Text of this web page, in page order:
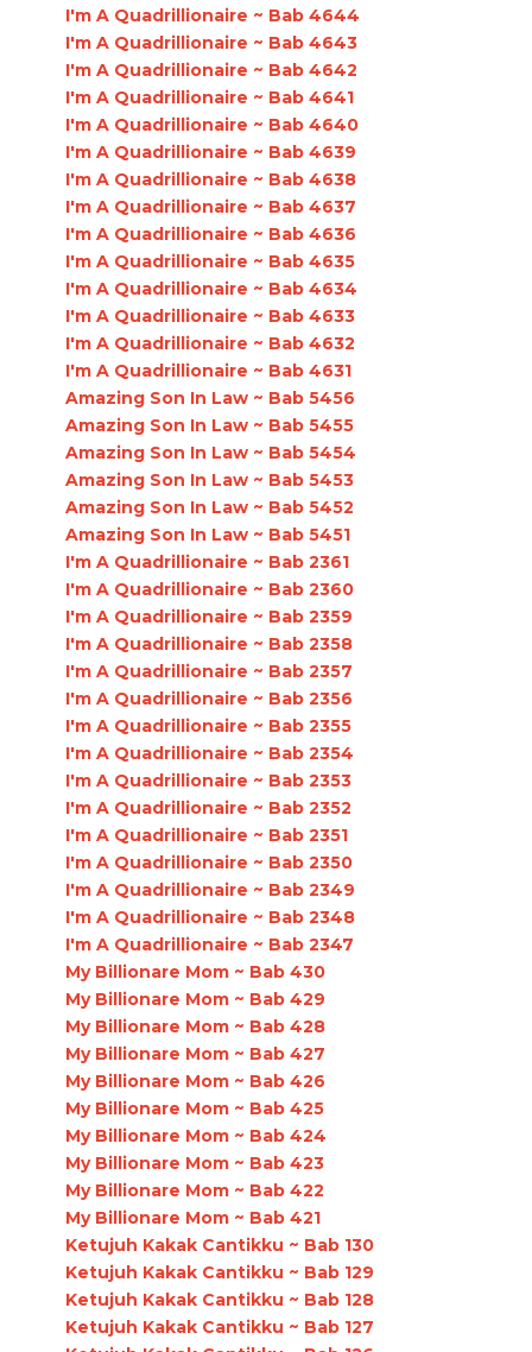
I'm A Quadrillionaire ~ Bab 4644
I'm A Quadrillionaire ~ Bab 4643
I'm A Quadrillionaire ~ Bab 4642
I'm A Quadrillionaire ~ Bab 4641
I'm A Quadrillionaire ~ Bab 4640
I'm A Quadrillionaire ~ Bab 4639
I'm A Quadrillionaire ~ Bab 4638
I'm A Quadrillionaire ~ Bab 4637
I'm A Quadrillionaire ~ Bab 4636
I'm A Quadrillionaire ~ Bab 4635
I'm A Quadrillionaire ~ Bab 4634
I'm A Quadrillionaire ~ Bab 4633
I'm A Quadrillionaire ~ Bab 4632
I'm A Quadrillionaire ~ Bab 4631
Amazing Son In Law ~ Bab 5456
Amazing Son In Law ~ Bab 5455
Amazing Son In Law ~ Bab 5454
Amazing Son In Law ~ Bab 5453
Amazing Son In Law ~ Bab 5452
Amazing Son In Law ~ Bab 5451
I'm A Quadrillionaire ~ Bab 2361
I'm A Quadrillionaire ~ Bab 2360
I'm A Quadrillionaire ~ Bab 2359
I'm A Quadrillionaire ~ Bab 2358
I'm A Quadrillionaire ~ Bab 2357
I'm A Quadrillionaire ~ Bab 2356
I'm A Quadrillionaire ~ Bab 2355
I'm A Quadrillionaire ~ Bab 2354
I'm A Quadrillionaire ~ Bab 2353
I'm A Quadrillionaire ~ Bab 2352
I'm A Quadrillionaire ~ Bab 2351
I'm A Quadrillionaire ~ Bab 2350
I'm A Quadrillionaire ~ Bab 2349
I'm A Quadrillionaire ~ Bab 2348
I'm A Quadrillionaire ~ Bab 2347
My Billionare Mom ~ Bab 430
My Billionare Mom ~ Bab 429
My Billionare Mom ~ Bab 428
My Billionare Mom ~ Bab 427
My Billionare Mom ~ Bab 426
My Billionare Mom ~ Bab 425
My Billionare Mom ~ Bab 424
My Billionare Mom ~ Bab 423
My Billionare Mom ~ Bab 422
My Billionare Mom ~ Bab 421
Ketujuh Kakak Cantikku ~ Bab 130
Ketujuh Kakak Cantikku ~ Bab 129
Ketujuh Kakak Cantikku ~ Bab 128
Ketujuh Kakak Cantikku ~ Bab 127